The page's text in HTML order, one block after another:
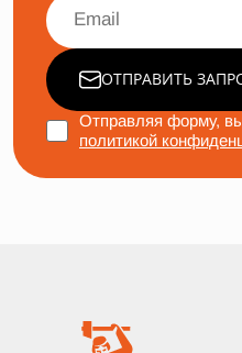
ОТПРАВИТЬ
Отправляя форму,
политикой